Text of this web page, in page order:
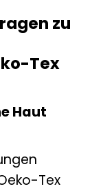
zu
Tex
Haut
Tex